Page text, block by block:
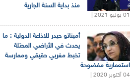
منذ بداية السنة الجارية
01 يونيو 2021 |
أميناتو حيدر للاذاعة الدولية : ما
يحدث في الأراضي المحتلة
تخبط مغربي حقيقي وممارسة
استعمارية مفضوحة
04 أكتوبر 2020 |